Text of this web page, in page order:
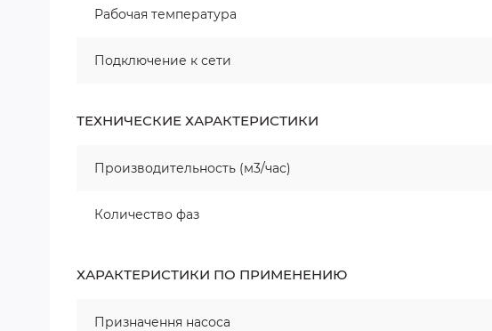
Рабочая температура
Подключение к сети
ТЕХНИЧЕСКИЕ ХАРАКТЕРИСТИКИ
Производительность (м3/час)
Количество фаз
ХАРАКТЕРИСТИКИ ПО ПРИМЕНЕНИЮ
Призначення насоса